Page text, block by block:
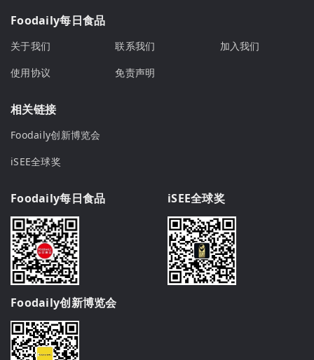
Foodaily每日食品
关于我们 联系我们
加入我们
使用协议
免责声明
相关链接
Foodaily创新博览会
iSEE全球奖
Foodaily每日食品 iSEE全球奖
Foodaily创新博览会